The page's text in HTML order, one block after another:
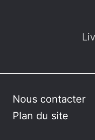
Nous contacter
Plan du site